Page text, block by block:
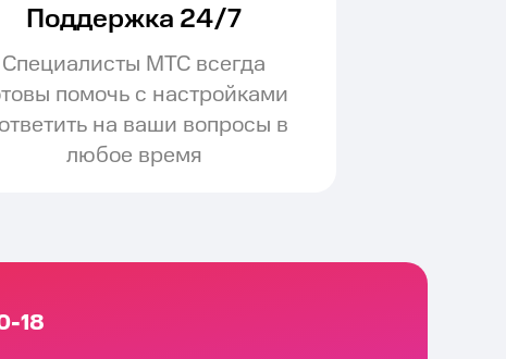
Поддержка 24/7
Специалисты МТС всегда
помочь с настройками
на ваши вопросы в
любое время
18